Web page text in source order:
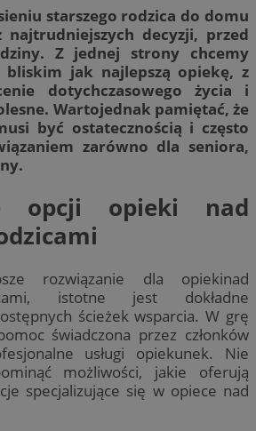
starszego rodzica do domu
decyzji, przed
Z jednej strony chcemy
bliskim jak najlepszą opiekę, z
dotychczasowego życia i
Wartojednak pamiętać, że
być ostatecznością i często
zarówno dla seniora,
opcji opieki nad
rozwiązanie dla opiekinad
istotne jest dokładne
ścieżek wsparcia. W grę
świadczona przez członków
usługi opiekunek. Nie
możliwości, jakie oferują
specjalizujące się w opiece nad